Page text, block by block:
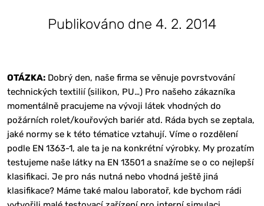
Publikováno dne 4. 2. 2014
OTÁZKA:Dobrý den, naše firma se věnuje povrstvování
technických textilií (silikon, PU…) Pro našeho zákazníka
momentálně pracujeme na vývoji látek vhodných do
požárních rolet/kouřových bariér atd. Ráda bych se zeptala,
jaké normy se k této tématice vztahují. Víme o rozdělení
podle EN 1363-1, ale ta je na konkrétní výrobky. My prozatím
testujeme naše látky na EN 13501 a snažíme se o co nejlepší
klasifikaci. Je pro nás nutná nebo vhodná ještě jiná
klasifikace? Máme také malou laboratoř, kde bychom rádi